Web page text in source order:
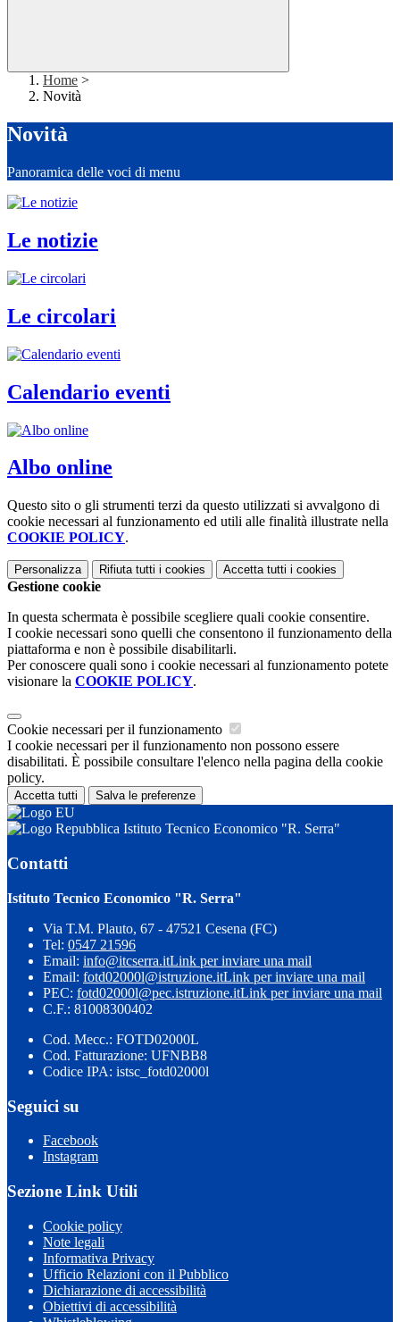
Home >
Novità
Novità
Panoramica delle voci di menu
Le notizie
Le circolari
Calendario eventi
Albo online
Questo sito o gli strumenti terzi da questo utilizzati si avvalgono di
cookie necessari al funzionamento ed utili alle finalità illustrate nella
COOKIE POLICY.
Personalizza Rifiuta tutti i cookies Accetta tutti i cookies
Gestione cookie
In questa schermata è possibile scegliere quali cookie consentire.
I cookie necessari sono quelli che consentono il funzionamento della
piattaforma e non è possibile disabilitarli.
Per conoscere quali sono i cookie necessari al funzionamento potete
visionare la COOKIE POLICY.
Cookie necessari per il funzionamento
I cookie necessari per il funzionamento non possono essere
disabilitati. È possibile consultare l'elenco nella pagina della cookie
policy.
Accetta tutti Salva le preferenze
Istituto Tecnico Economico "R. Serra"
Contatti
Istituto Tecnico Economico "R. Serra"
Via T.M. Plauto, 67 - 47521 Cesena (FC)
Tel: 0547 21596
Email: info@itcserra.itLink per inviare una mail
Email: fotd02000l@istruzione.itLink per inviare una mail
PEC: fotd02000l@pec.istruzione.itLink per inviare una mail
C.F.: 81008300402
Cod. Mecc.: FOTD02000L
Cod. Fatturazione: UFNBB8
Codice IPA: istsc_fotd02000l
Seguici su
Facebook
Instagram
Sezione Link Utili
Cookie policy
Note legali
Informativa Privacy
Ufficio Relazioni con il Pubblico
Dichiarazione di accessibilità
Obiettivi di accessibilità